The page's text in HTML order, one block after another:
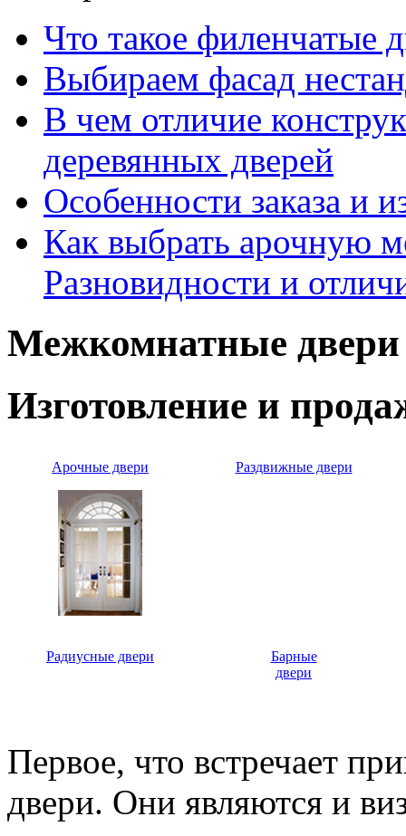
Что такое филенчатые
Выбираем фасад
В чем отличие
деревянных дверей
Особенности заказа и
Как выбрать арочную
Разновидности и
Межкомнатные двери
Изготовление и
Арочные двери Раздвижные двери
Радиусные двери
Барные
двери
Первое, что встречает
двери. Они являются и